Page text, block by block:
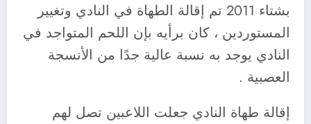
بشتاء 2011 تم إقالة الطهاة في النادي وتغيير
المستوردين ، كان برأيه بإن اللحم المتواجد في
النادي يوجد به نسبة عالية جدًا من الأنسجة
العصبية .
إقالة طهاة النادي جعلت اللاعبين تصل لهم